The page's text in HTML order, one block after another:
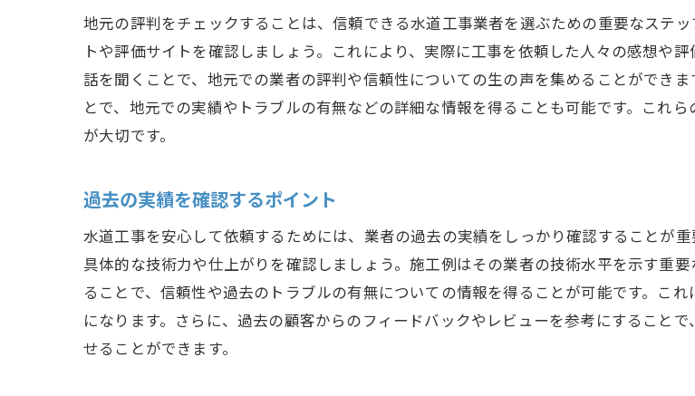
一般的な水道トラブルとその
緊急時の応急処置方法
プロに依頼するべき修理の特
DIYではなく業者に頼むメリッ
適切な相場の見極め方
比較する際の重要ポイント
地元の評判をチェックすることは、信頼できる水道工事業者を選ぶための重要なステ
トや評価サイトを確認しましょう。これにより、実際に工事を依頼した人々の感想や
話を聞くことで、地元での業者の評判や信頼性についての生の声を集めることができ
とで、地元での実績やトラブルの有無などの詳細な情報を得ることも可能です。これ
が大切です。
過去の実績を確認するポイント
水道工事を安心して依頼するためには、業者の過去の実績をしっかり確認することが
具体的な技術力や仕上がりを確認しましょう。施工例はその業者の技術水平を示す重
ることで、信頼性や過去のトラブルの有無についての情報を得ることが可能です。こ
になります。さらに、過去の顧客からのフィードバックやレビューを参考にすること
せることができます。